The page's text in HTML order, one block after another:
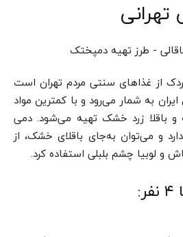
تهرانی
از غذاهای سنتی مردم تهران است
به شمار می‌رود و با کمترین مواد
و باقلا زرد خشک تهیه می‌شود. دمی
و می‌توان به‌جای باقلای خشک، از
لوبیا چشم بلبلی استفاده کرد.